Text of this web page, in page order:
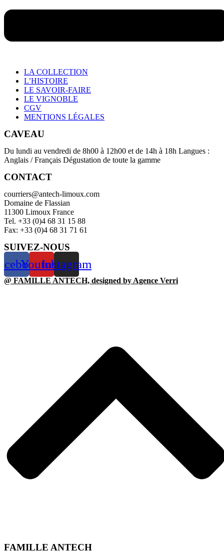
LA COLLECTION
L’HISTOIRE
LE SAVOIR-FAIRE
LE VIGNOBLE
CGV
MENTIONS LÉGALES
CAVEAU
Du lundi au vendredi de 8h00 à 12h00 et de 14h à 18h Langues :
Anglais / Français Dégustation de toute la gamme
CONTACT
courriers@antech-limoux.com
Domaine de Flassian
11300 Limoux France
Tel. +33 (0)4 68 31 15 88
Fax: +33 (0)4 68 31 71 61
SUIVEZ-NOUS
YoutubeInstagram
@ FAMILLE ANTECH, designed by Agence Verri
FAMILLE ANTECH